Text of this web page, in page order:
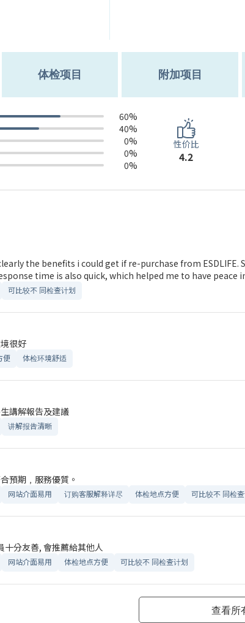
体检项目 附加项目
60%
40%
0%
0%
0%
性价比
4.2
the benefits i could get if re-purchase from
time is also quick, which helped me to have peace
可比较不 同检查计划
很好
便 体检环境舒适​
講解報告及建議
讲解报告清晰​
預期﹐服務優質。
网站介面易用 订购客服解释详尽 体检地点方便 可比较不 同检
十分友善, 會推薦給其他人
网站介面易用 体检地点方便 可比较不 同检查计划
查看所